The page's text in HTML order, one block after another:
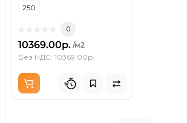
250
0
10369.00р. /м2
Без НДС: 10369.00р.